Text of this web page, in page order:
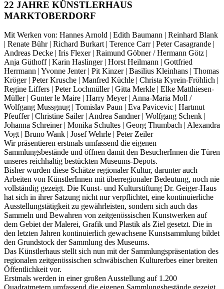
22 JAHRE KÜNSTLERHAUS
MARKTOBERDORF
Mit Werken von: Hannes Arnold | Edith Baumann | Reinhard Blank
| Renate Bühr | Richard Burkart | Terence Carr | Peter Casagrande |
Andreas Decke | Iris Flexer | Raimund Göbner / Hermann Götz |
Anja Güthoff | Karin Haslinger | Horst Heilmann | Gottfried
Herrmann | Yvonne Jenter | Pit Kinzer | Basilius Kleinhans | Thomas
Kröger | Peter Krusche | Manfred Küchle | Christa Kyrein-Fröhlich |
Regine Liffers | Peter Lochmüller | Gitta Merkle | Elke Matthiesen-
Müller | Gunter le Maire | Harry Meyer | Anna-Maria Moll /
Wolfgang Mussgnug | Tomislav Paun | Eva Pavicevic | Hartmut
Pfeuffer | Christine Sailer | Andrea Sandner | Wolfgang Schenk |
Johanna Schreiner | Monika Schultes | Georg Thumbach | Alexandra
Vogt | Bruno Wank | Josef Wehrle | Peter Zeiler
Wir präsentieren erstmals umfassend die eigenen
Sammlungsbestände und öffnen damit den BesucherInnen die Türen
unseres reichhaltig bestückten Museums-Depots.
Bisher wurden diese Schätze regionaler Kultur, darunter auch
Arbeiten von KünstlerInnen mit überregionaler Bedeutung, noch nie
vollständig gezeigt. Die Kunst- und Kulturstiftung Dr. Geiger-Haus
hat sich in ihrer Satzung nicht nur verpflichtet, eine kontinuierliche
Ausstellungstätigkeit zu gewährleisten, sondern sich auch das
Sammeln und Bewahren von zeitgenössischen Kunstwerken auf
dem Gebiet der Malerei, Grafik und Plastik als Ziel gesetzt. Die in
den letzten Jahren kontinuierlich gewachsene Kunstsammlung bildet
den Grundstock der Sammlung des Museums.
Das Künstlerhaus stellt sich nun mit der Sammlungspräsentation des
regionalen zeitgenössischen schwäbischen Kulturerbes einer breiten
Öffentlichkeit vor.
Erstmals werden in einer großen Ausstellung auf 1.200